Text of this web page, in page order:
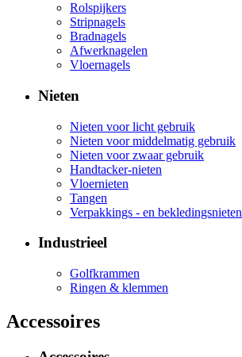
Rolspijkers
Stripnagels
Bradnagels
Afwerknagelen
Vloernagels
Nieten
Nieten voor licht gebruik
Nieten voor middelmatig gebruik
Nieten voor zwaar gebruik
Handtacker-nieten
Vloernieten
Tangen
Verpakkings - en bekledingsnieten
Industrieel
Golfkrammen
Ringen & klemmen
Accessoires